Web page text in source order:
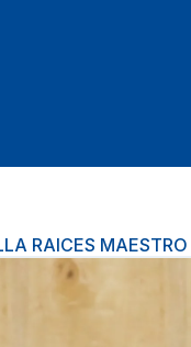
RAICES MAESTRO